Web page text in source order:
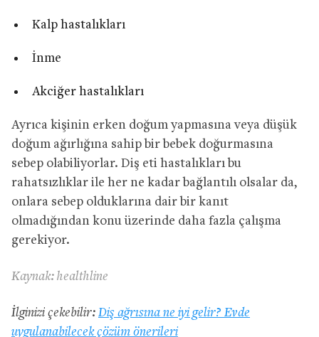
Kalp hastalıkları
İnme
Akciğer hastalıkları
Ayrıca kişinin erken doğum yapmasına veya düşük
doğum ağırlığına sahip bir bebek doğurmasına
sebep olabiliyorlar. Diş eti hastalıkları bu
rahatsızlıklar ile her ne kadar bağlantılı olsalar da,
onlara sebep olduklarına dair bir kanıt
olmadığından konu üzerinde daha fazla çalışma
gerekiyor.
Kaynak: healthline
İlginizi çekebilir: Diş ağrısına ne iyi gelir? Evde
uygulanabilecek çözüm önerileri